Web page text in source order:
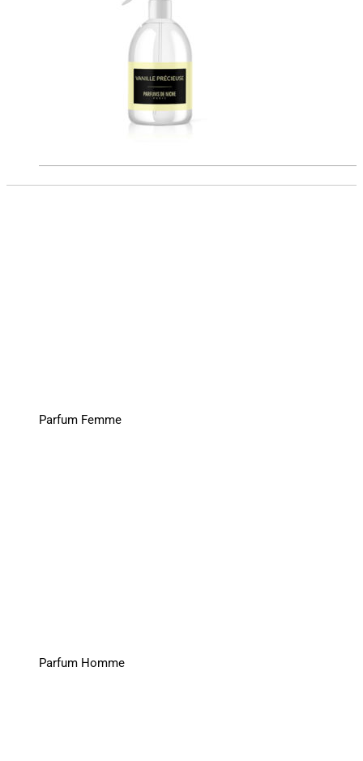
Parfum Femme
Parfum Homme